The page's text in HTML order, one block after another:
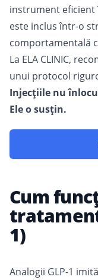
instrument
este inclus într-o
comportamentală
La ELA CLINIC,
unui protocol
Injecțiile nu
Ele o susțin.
Cum
1)
Analogii GLP-1